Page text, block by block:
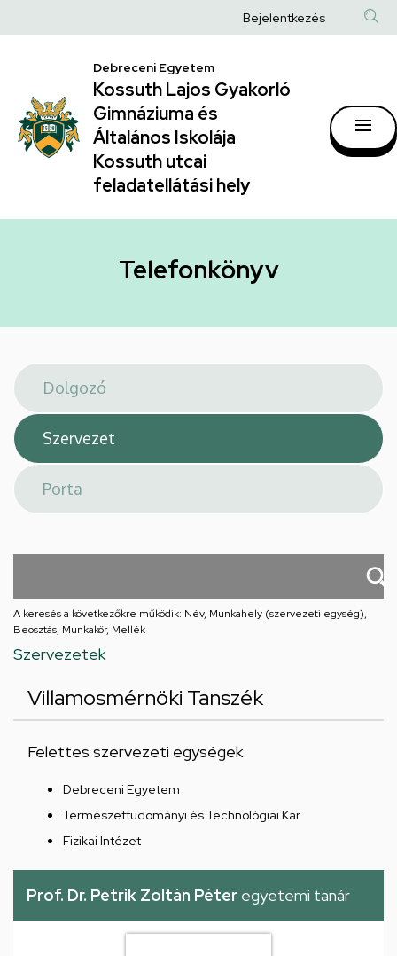
|
Kossuth
Lajos
Gyakorló
Gimnáziuma
Általános
hely
a
Anonim
fiók
Bejelentkezés
Debreceni Egyetem
Kossuth Lajos Gyakorló
Gimnáziuma és
Általános Iskolája
Kossuth utcai
feladatellátási hely
Telefonkönyv
A keresés a következőkre működik: Név, Munkahely (szervezeti egység),
Beosztás, Munkakör, Mellék
Szervezetek
Villamosmérnöki Tanszék
Felettes szervezeti egységek
Debreceni Egyetem
Természettudományi és Technológiai Kar
Fizikai Intézet
Prof. Dr. Petrik Zoltán Péter egyetemi tanár